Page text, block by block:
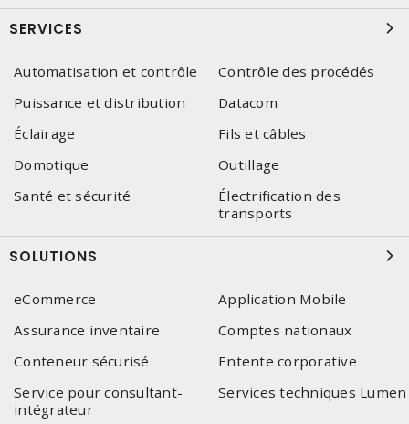
SERVICES
Automatisation et contrôle
Contrôle des procédés
Puissance et distribution
Datacom
Éclairage
Fils et câbles
Domotique
Outillage
Santé et sécurité
Électrification des
transports
SOLUTIONS
eCommerce
Application Mobile
Assurance inventaire
Comptes nationaux
Conteneur sécurisé
Entente corporative
Service pour consultant-
intégrateur
Services techniques Lumen